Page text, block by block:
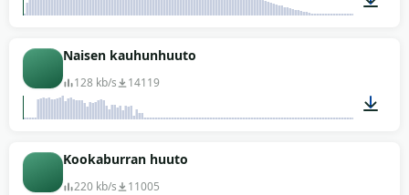
Naisen kauhunhuuto
128 kb/s 14119
Kookaburran huuto
220 kb/s 11005